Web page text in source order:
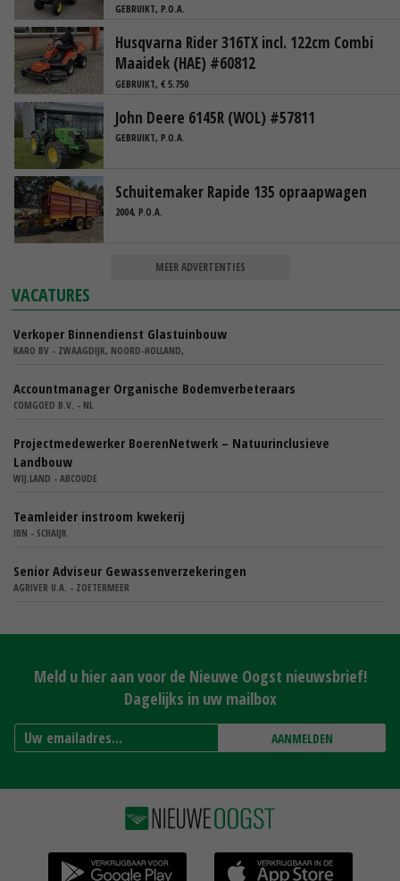
GEBRUIKT, P.O.A.
Husqvarna Rider 316TX incl. 122cm Combi
Maaidek (HAE) #60812
GEBRUIKT, € 5.750
John Deere 6145R (WOL) #57811
GEBRUIKT, P.O.A.
Schuitemaker Rapide 135 opraapwagen
2004, P.O.A.
MEER ADVERTENTIES
VACATURES
Verkoper Binnendienst Glastuinbouw
KARO BV - ZWAAGDIJK, NOORD-HOLLAND,
Accountmanager Organische Bodemverbeteraars
COMGOED B.V. - NL
Projectmedewerker BoerenNetwerk – Natuurinclusieve
Landbouw
WIJ.LAND - ABCOUDE
Teamleider instroom kwekerij
IBN - SCHAIJK
Senior Adviseur Gewassenverzekeringen
AGRIVER U.A. - ZOETERMEER
Meld u hier aan voor de Nieuwe Oogst nieuwsbrief!
Dagelijks in uw mailbox
AANMELDEN